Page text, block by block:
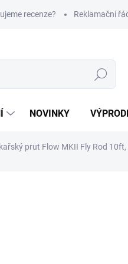
recenze? Reklamační
Hledat
NOVINKY
prut Flow MKII Fly Rod